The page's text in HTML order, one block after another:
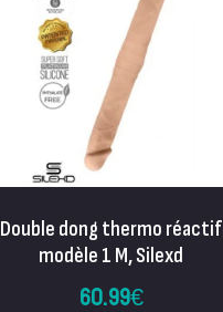
Double dong thermo réactif
modèle 1 M, Silexd
60.99€